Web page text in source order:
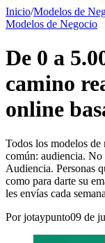
Inicio/Modelos de
Modelos de Negocio
De 0 a
camino
online
Todos los modelos
común: audiencia.
Audiencia. Personas
como para darte su
les envías cada semana
Porjotaypunto09 de